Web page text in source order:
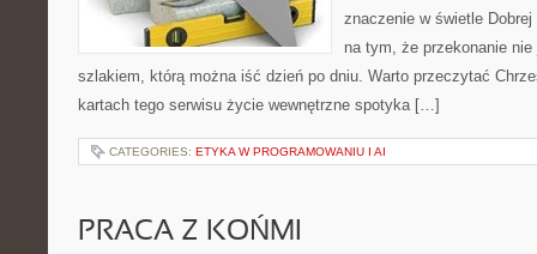
znaczenie w świetle Dobrej
na tym, że przekonanie
szlakiem, którą można iść dzień po dniu. Warto przeczytać
kartach tego serwisu życie wewnętrzne spotyka […]
CATEGORIES: ETYKA W PROGRAMOWANIU I AI
PRACA Z KOŃMI